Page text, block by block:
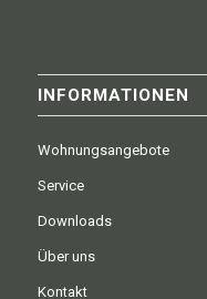
INFORMATIONEN
Wohnungsangebote
Service
Downloads
Über uns
Kontakt